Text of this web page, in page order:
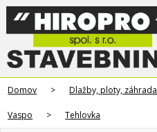
Domov > Dlažby, ploty, záhrada
Vaspo > Tehlovka